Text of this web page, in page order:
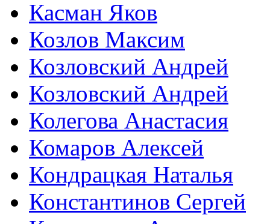
Касман Яков
Козлов Максим
Козловский Андрей
Козловский Андрей
Колегова Анастасия
Комаров Алексей
Кондрацкая Наталья
Константинов Сергей